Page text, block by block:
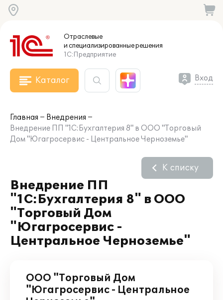
Отраслевые
и специализированныерешения
1С:Предприятие
Каталог Вход
Главная
Внедрения
Внедрение ПП "1С:Бухгалтерия 8" в ООО "Торговый
Дом "Югагросервис - Центральное Черноземье"
Внедрение ПП
"1С:Бухгалтерия 8" в ООО
"Торговый Дом
"Югагросервис -
Центральное Черноземье"
К списку
ООО "Торговый Дом
"Югагросервис - Центральное